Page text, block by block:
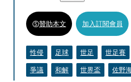
贊助本文 加入訂閱會員
性侵 足球 世足 世足賽
爭議
和解 世界盃 佐野